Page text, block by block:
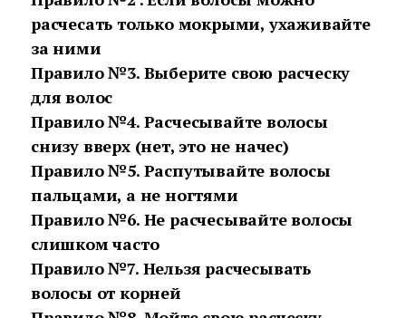
расчесать только мокрыми, ухаживайте
за ними
Правило №3. Выберите свою расческу
для волос
Правило №4. Расчесывайте волосы
снизу вверх (нет, это не начес)
Правило №5. Распутывайте волосы
пальцами, а не ногтями
Правило №6. Не расчесывайте волосы
слишком часто
Правило №7. Нельзя расчесывать
волосы от корней